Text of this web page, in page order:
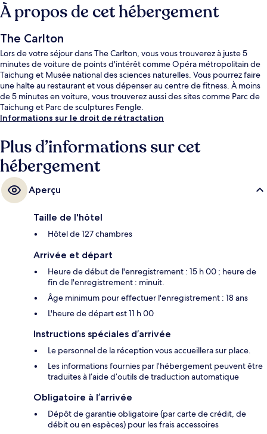
À propos de cet hébergement
The Carlton
Lors de votre séjour dans The Carlton, vous vous trouverez à juste 5
minutes de voiture de points d'intérêt comme Opéra métropolitain de
Taichung et Musée national des sciences naturelles. Vous pourrez faire
une halte au restaurant et vous dépenser au centre de fitness. À moins
de 5 minutes en voiture, vous trouverez aussi des sites comme Parc de
Taichung et Parc de sculptures Fengle.
Informations sur le droit de rétractation
Plus d’informations sur cet
hébergement
Aperçu
Taille de l'hôtel
Hôtel de 127 chambres
Arrivée et départ
Heure de début de l'enregistrement : 15 h 00 ; heure de
fin de l'enregistrement : minuit.
Âge minimum pour effectuer l'enregistrement : 18 ans
L'heure de départ est 11 h 00
Instructions spéciales d’arrivée
Le personnel de la réception vous accueillera sur place.
Les informations fournies par l’hébergement peuvent être
traduites à l’aide d’outils de traduction automatique
Obligatoire à l’arrivée
Dépôt de garantie obligatoire (par carte de crédit, de
débit ou en espèces) pour les frais accessoires